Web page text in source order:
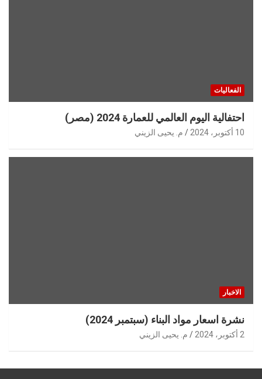
الفعاليات
احتفالية اليوم العالمي للعمارة 2024 (مصر)
10 أكتوبر، 2024 م. يحيى الزيني
الاخبار
نشرة اسعار مواد البناء (سبتمبر 2024)
2 أكتوبر، 2024 م. يحيى الزيني